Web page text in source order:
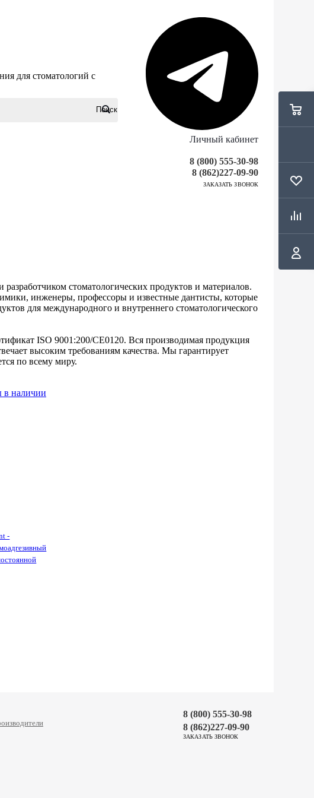
для стоматологий с
Личный кабинет
8 (800) 555-30-98
8 (862)227-09-90
ЗАКАЗАТЬ ЗВОНОК
стоматологических продуктов и материалов.
инженеры, профессоры и известные дантисты, которые
для международного и внутреннего стоматологического
ISO 9001:200/CE0120. Вся производимая продукция
высоким требованиям качества. Мы гарантирует
по всему миру.
в наличии
-
8 (800) 555-30-98
8 (862)227-09-90
ЗАКАЗАТЬ ЗВОНОК